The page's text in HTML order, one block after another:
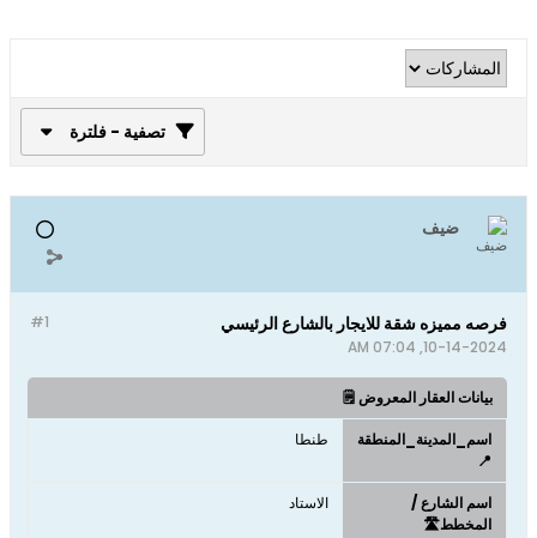
تصفية - فلترة
ضيف
#1 فرصه مميزه شقة للايجار بالشارع الرئيسي
10-14-2024, 07:04 AM
بيانات العقار المعروض 🗒️
اسم_المدينة_المنطقة
📍
طنطا
اسم الشارع /
المخطط🛣️
الاستاد